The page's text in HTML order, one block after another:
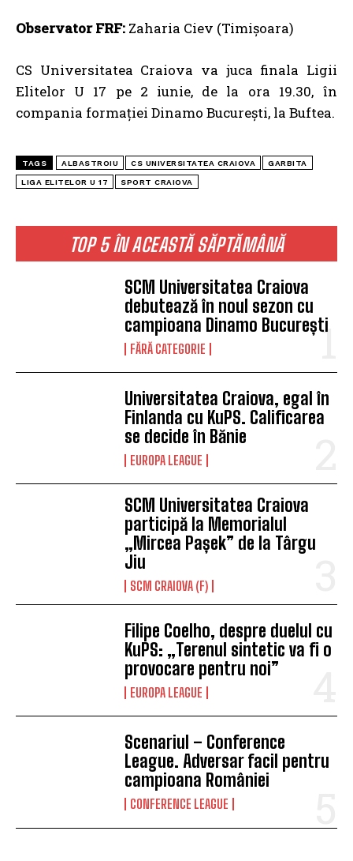
TOP 5 ÎN ACEASTĂ SĂPTĂMÂNĂ
SCM Universitatea Craiova
debutează în noul sezon cu
campioana Dinamo București
FĂRĂ CATEGORIE
Universitatea Craiova, egal în
Finlanda cu KuPS. Calificarea
se decide în Bănie
EUROPA LEAGUE
SCM Universitatea Craiova
participă la Memorialul
„Mircea Pașek” de la Târgu
Jiu
SCM CRAIOVA (F)
Filipe Coelho, despre duelul cu
KuPS: „Terenul sintetic va fi o
provocare pentru noi”
EUROPA LEAGUE
Scenariul – Conference
League. Adversar facil pentru
campioana României
CONFERENCE LEAGUE
Observator FRF: Zaharia Ciev (Timișoara)
CS Universitatea Craiova va juca finala Ligii
Elitelor U 17 pe 2 iunie, de la ora 19.30, în
compania formației Dinamo București, la Buftea.
TAGS ALBASTROIU CS UNIVERSITATEA CRAIOVA GARBITA
LIGA ELITELOR U 17 SPORT CRAIOVA